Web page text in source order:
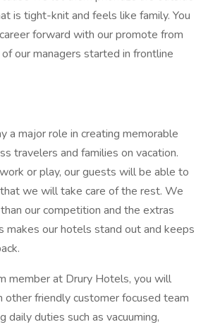
is tight-knit and feels like family. You
forward with our promote from
our managers started in frontline
a major role in creating memorable
travelers and families on vacation.
or play, our guests will be able to
we will take care of the rest. We
our competition and the extras
makes our hotels stand out and keeps
member at Drury Hotels, you will
friendly customer focused team
daily duties such as vacuuming,